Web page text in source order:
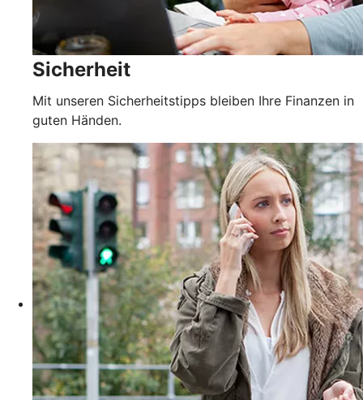
Sicherheit
Mit unseren Sicherheitstipps bleiben Ihre Finanzen in
guten Händen.